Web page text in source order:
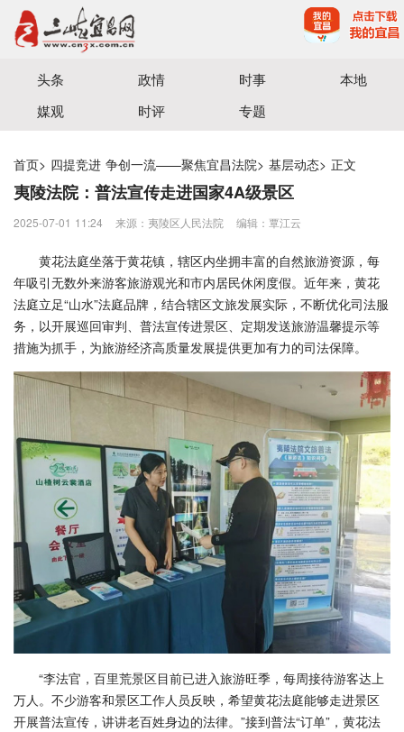
宜昌三峡融媒体中心主办
头条 政情 时事
本地
媒观
时评 专题
首页> 四提竞进 争创一流——聚焦宜昌法院> 基层动态> 正文
夷陵法院：普法宣传走进国家4A级景区
2025-07-01 11:24 来源：夷陵区人民法院 编辑：覃江云
黄花法庭坐落于黄花镇，辖区内坐拥丰富的自然旅游资源，每
年吸引无数外来游客旅游观光和市内居民休闲度假。近年来，黄花
法庭立足“山水”法庭品牌，结合辖区文旅发展实际，不断优化司法服
务，以开展巡回审判、普法宣传进景区、定期发送旅游温馨提示等
措施为抓手，为旅游经济高质量发展提供更加有力的司法保障。
“李法官，百里荒景区目前已进入旅游旺季，每周接待游客达上
万人。不少游客和景区工作人员反映，希望黄花法庭能够走进景区
开展普法宣传，讲讲老百姓身边的法律。”接到普法“订单”，黄花法